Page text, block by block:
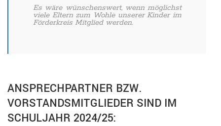
Es wäre wünschenswert, wenn möglichst
viele Eltern zum Wohle unserer Kinder im
Förderkreis Mitglied werden.
ANSPRECHPARTNER BZW.
VORSTANDSMITGLIEDER SIND IM
SCHULJAHR 2024/25: